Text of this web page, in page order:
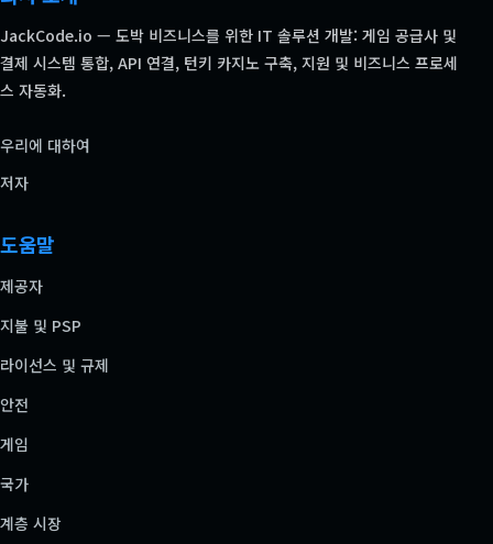
JackCode.io — 도박 비즈니스를 위한 IT 솔루션 개발: 게임 공급사 및
결제 시스템 통합, API 연결, 턴키 카지노 구축, 지원 및 비즈니스 프로세
스 자동화.
우리에 대하여
저자
도움말
제공자
지불 및 PSP
라이선스 및 규제
안전
게임
국가
계층 시장